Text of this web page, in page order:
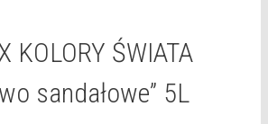
KOLORY ŚWIATA
sandałowe” 5L